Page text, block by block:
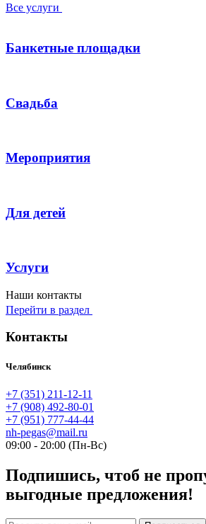
Все услуги
Банкетные площадки
Свадьба
Мероприятия
Для детей
Услуги
Наши контакты
Перейти в раздел
Контакты
Челябинск
+7 (351) 211-12-11
+7 (908) 492-80-01
+7 (951) 777-44-44
nh-pegas@mail.ru
09:00 - 20:00 (Пн-Вс)
Подпишись, чтоб не
выгодные предложения!